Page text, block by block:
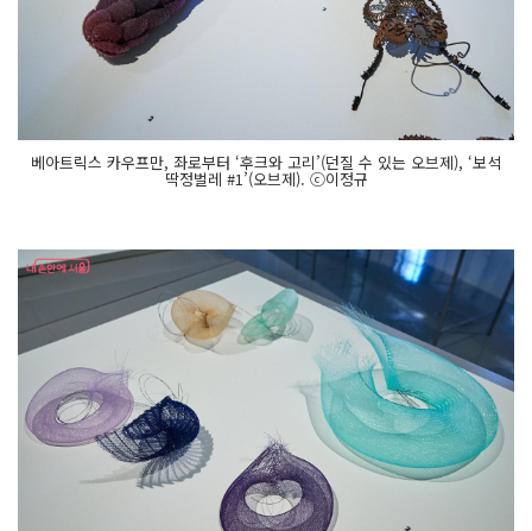
베아트릭스 카우프만, 좌로부터 ‘후크와 고리’(던질 수 있는 오브제), ‘보석
딱정벌레 #1’(오브제). ⓒ이정규